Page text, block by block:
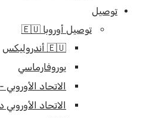
توصيل
توصيل أوروبا 🇪🇺
🇪🇺 أندروليكس
يوروفارماسي
الاتحاد
الاتحاد الأوروبي